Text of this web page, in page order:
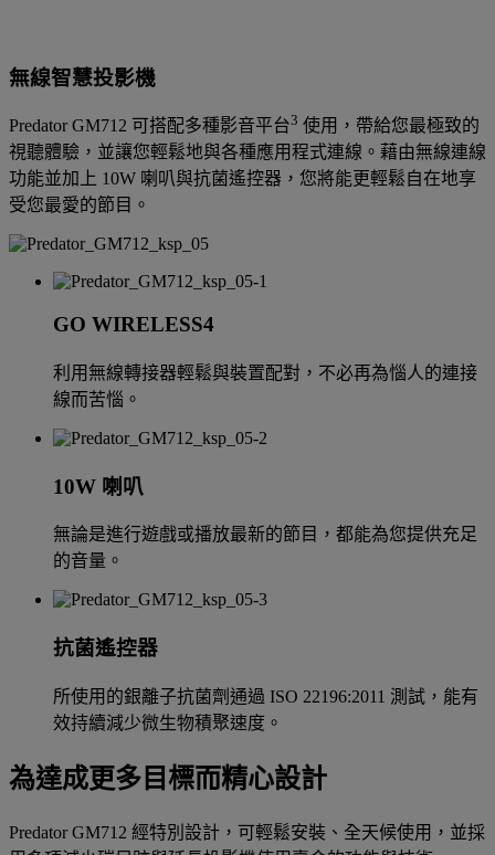
無線智慧投影機
Predator GM712 可搭配多種影音平台3 使用，帶給您最極致的
視聽體驗，並讓您輕鬆地與各種應用程式連線。藉由無線連線
功能並加上 10W 喇叭與抗菌遙控器，您將能更輕鬆自在地享
受您最愛的節目。
GO WIRELESS4
利用無線轉接器輕鬆與裝置配對，不必再為惱人的連接
線而苦惱。
10W 喇叭
無論是進行遊戲或播放最新的節目，都能為您提供充足
的音量。
抗菌遙控器
所使用的銀離子抗菌劑通過 ISO 22196:2011 測試，能有
效持續減少微生物積聚速度。
為達成更多目標而精心設計
Predator GM712 經特別設計，可輕鬆安裝、全天候使用，並採